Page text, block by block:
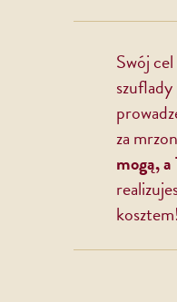
Swój
za
mogą,
kosztem!